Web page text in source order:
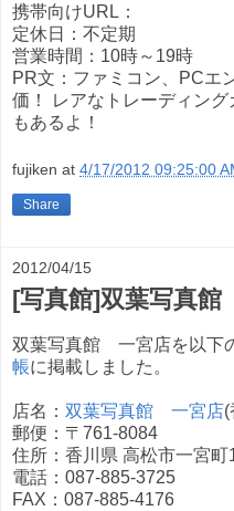
携帯向けURL：
定休日：不定期
営業時間：10時～19時
PR文：ファミコン、PCエ
価！ レアなトレーディン
もあるよ！
fujiken at 4/17/2012 09:25:00
Share
2012/04/15
[写真館]双葉写真
双葉写真館 一宮店を以下
帳に掲載しました。
店名： 双葉写真館 一宮店(
郵便：〒761-8084
住所：香川県 高松市一宮町
電話：087-885-3725
FAX：087-885-4176